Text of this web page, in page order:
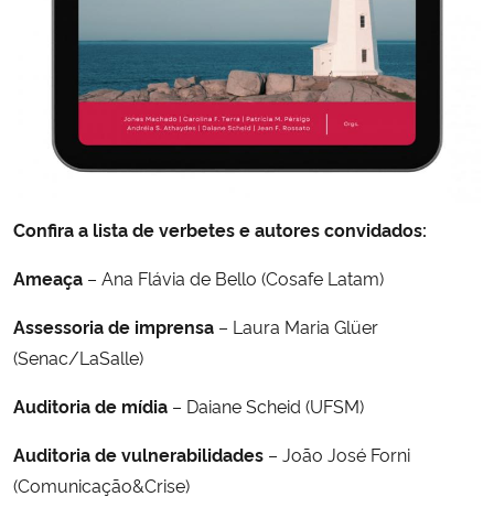
Confira a lista de verbetes e autores convidados:
Ameaça – Ana Flávia de Bello (Cosafe Latam)
Assessoria de imprensa – Laura Maria Glüer
(Senac/LaSalle)
Auditoria de mídia – Daiane Scheid (UFSM)
Auditoria de vulnerabilidades – João José Forni
(Comunicação&Crise)